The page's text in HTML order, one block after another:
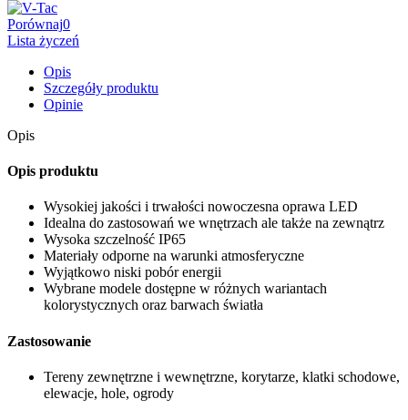
Porównaj0
Lista życzeń
Opis
Szczegóły produktu
Opinie
Opis
Opis produktu
Wysokiej jakości i trwałości nowoczesna oprawa LED
Idealna do zastosowań we wnętrzach ale także na zewnątrz
Wysoka szczelność IP65
Materiały odporne na warunki atmosferyczne
Wyjątkowo niski pobór energii
Wybrane modele dostępne w różnych wariantach
kolorystycznych oraz barwach światła
Zastosowanie
Tereny zewnętrzne i wewnętrzne, korytarze, klatki schodowe,
elewacje, hole, ogrody